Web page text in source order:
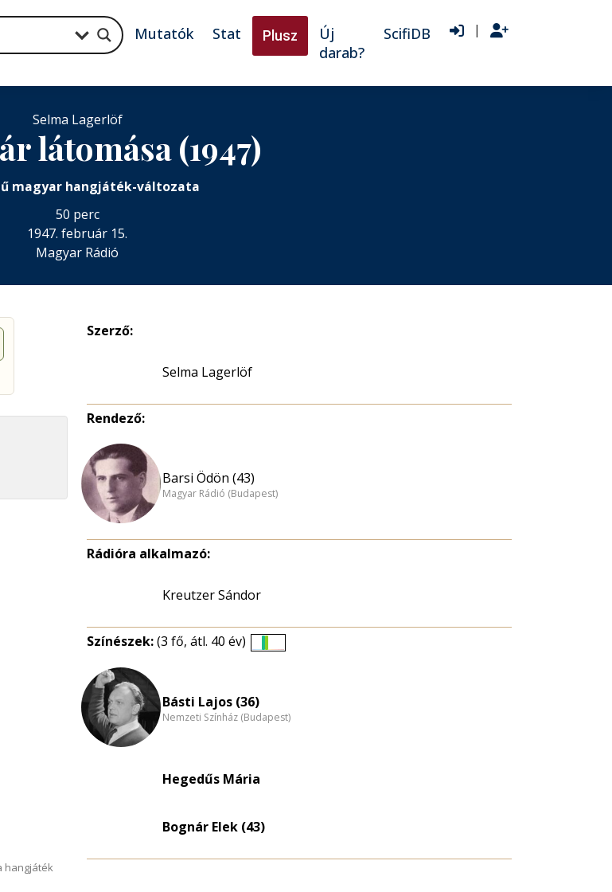
Mutatók Stat Plusz
Új
darab?
ScifiDB |
Selma Lagerlöf
látomása (1947)
magyar hangjáték-változata
50 perc
1947. február 15.
Magyar Rádió
hangjáték
Szerző:
Selma Lagerlöf
Rendező:
Barsi Ödön (43)
Magyar Rádió (Budapest)
Rádióra alkalmazó:
Kreutzer Sándor
Színészek:(3 fő, átl. 40 év)
Básti Lajos (36)
Nemzeti Színház (Budapest)
Hegedűs Mária
Bognár Elek (43)